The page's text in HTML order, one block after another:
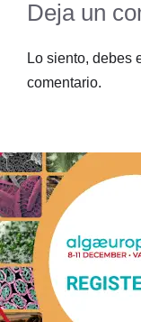
Deja un
Lo siento, debes
comentario.